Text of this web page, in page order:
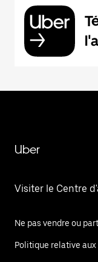
Uber
Visiter le Centre
Ne pas vendre ou
Politique relative aux